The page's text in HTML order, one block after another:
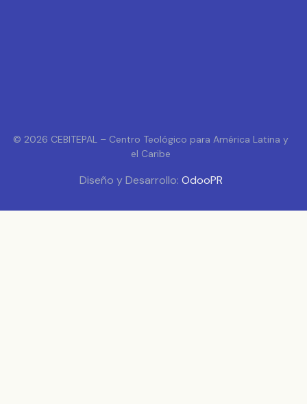
© 2026 CEBITEPAL – Centro Teológico para América Latina y
el Caribe
Diseño y Desarrollo: OdooPR